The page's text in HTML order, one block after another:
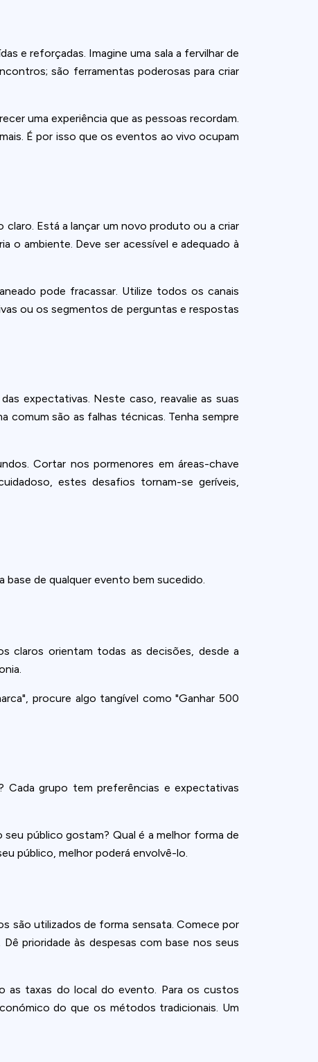
e reforçadas. Imagine uma sala a fervilhar de
são ferramentas poderosas para criar
uma experiência que as pessoas recordam.
É por isso que os eventos ao vivo ocupam
Está a lançar um novo produto ou a criar
o ambiente. Deve ser acessível e adequado à
pode fracassar. Utilize todos os canais
ou os segmentos de perguntas e respostas
expectativas. Neste caso, reavalie as suas
comum são as falhas técnicas. Tenha sempre
Cortar nos pormenores em áreas-chave
estes desafios tornam-se geríveis,
base de qualquer evento bem sucedido.
claros orientam todas as decisões, desde a
procure algo tangível como "Ganhar 500
Cada grupo tem preferências e expectativas
público gostam? Qual é a melhor forma de
público, melhor poderá envolvê-lo.
são utilizados de forma sensata. Comece por
prioridade às despesas com base nos seus
as taxas do local do evento. Para os custos
do que os métodos tradicionais. Um